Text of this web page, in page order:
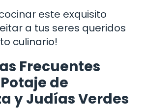
este exquisito
a tus seres queridos
culinario!
Frecuentes
de
y Judías Verdes